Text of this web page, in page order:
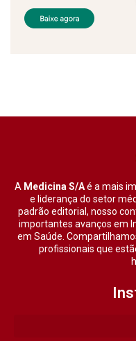
A Medicina S/Aé a mais
e liderança do setor
padrão editorial, nosso
importantes avanços em
em Saúde.
profissionais que